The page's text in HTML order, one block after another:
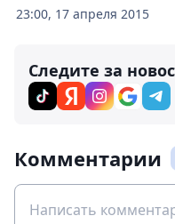
23:00, 17 апреля 2015
Следите за
Комментарии